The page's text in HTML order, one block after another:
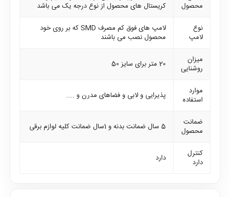
محصول
کریستال های محصول از نوع درجه یک می باشد
نوع
لامپ
لامپ های فوق کم مصرف SMD که بر روی خود
محصول نصب می باشند
میزان
روشنایی
20 متر برای سایز 50
موارد
استفاده
پذیرایی و لابی و فضاهای مدرن و ....
ضمانت
محصول
5 سال ضمانت بدنه و 1سال ضمانت کلیه لوازم برقی
کنترل
دارد
دارد